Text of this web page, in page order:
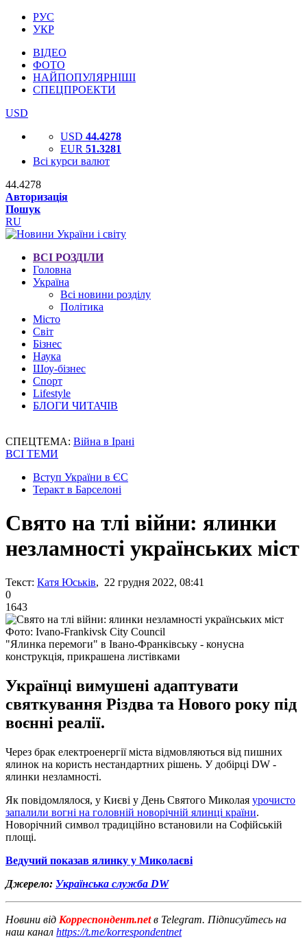
РУС
УКР
ВІДЕО
ФОТО
НАЙПОПУЛЯРНІШІ
СПЕЦПРОЕКТИ
USD
USD 44.4278
EUR 51.3281
Всі курси валют
44.4278
Авторизація
Пошук
RU
ВСІ РОЗДІЛИ
Головна
Україна
Всі новини розділу
Політика
Місто
Світ
Бізнес
Наука
Шоу-бізнес
Спорт
Lifestyle
БЛОГИ ЧИТАЧІВ
СПЕЦТЕМА: Війна в Ірані
ВСІ ТЕМИ
Вступ України в ЄС
Теракт в Барселоні
Свято на тлі війни: ялинки
незламності українських міст
Текст: Катя Юськів, 22 грудня 2022, 08:41
0
1643
Фото: Ivano-Frankivsk City Council
"Ялинка перемоги" в Івано-Франківську - конусна
конструкція, прикрашена листівками
Українці вимушені адаптувати
святкування Різдва та Нового року під
воєнні реалії.
Через брак електроенергії міста відмовляються від пишних
ялинок на користь нестандартних рішень. У добірці DW -
ялинки незламності.
Як повідомлялося, у Києві у День Святого Миколая урочисто
запалили вогні на головній новорічній ялинці країни.
Новорічний символ традиційно встановили на Софійській
площі.
Ведучий показав ялинку у Миколаєві
Джерело: Українська служба DW
Новини від Корреспондент.netв Telegram. Підписуйтесь на
наш канал https://t.me/korrespondentnet